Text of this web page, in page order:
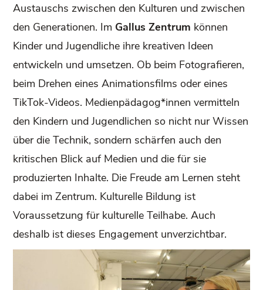
Austauschs zwischen den Kulturen und zwischen
den Generationen. Im Gallus Zentrum können
Kinder und Jugendliche ihre kreativen Ideen
entwickeln und umsetzen. Ob beim Fotografieren,
beim Drehen eines Animationsfilms oder eines
TikTok-Videos. Medienpädagog*innen vermitteln
den Kindern und Jugendlichen so nicht nur Wissen
über die Technik, sondern schärfen auch den
kritischen Blick auf Medien und die für sie
produzierten Inhalte. Die Freude am Lernen steht
dabei im Zentrum. Kulturelle Bildung ist
Voraussetzung für kulturelle Teilhabe. Auch
deshalb ist dieses Engagement unverzichtbar.